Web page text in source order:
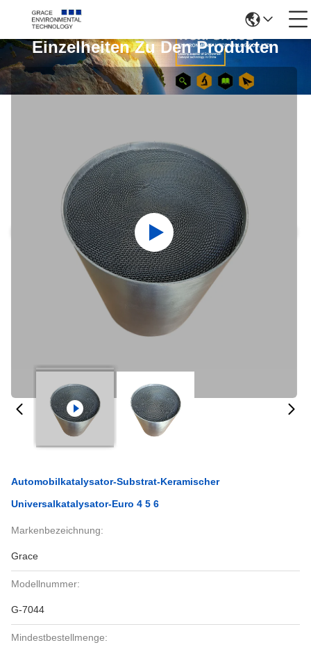
Einzelheiten Zu Den Produkten
Automobilkatalysator-Substrat-Keramischer
Universalkatalysator-Euro 4 5 6
Markenbezeichnung:
Grace
Modellnummer:
G-7044
Mindestbestellmenge: